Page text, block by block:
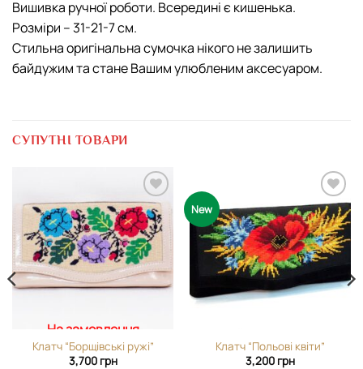
Вишивка ручної роботи. Всередині є кишенька.
Розміри – 31-21-7 см.
Стильна оригінальна сумочка нікого не залишить
байдужим та стане Вашим улюбленим аксесуаром.
СУПУТНІ ТОВАРИ
Додати
виріб у
вибране
На замовлення
Клатч “Борщівські ружі”
3,700 грн
New
Додати
виріб у
вибране
Клатч “Польові квіти”
3,200 грн